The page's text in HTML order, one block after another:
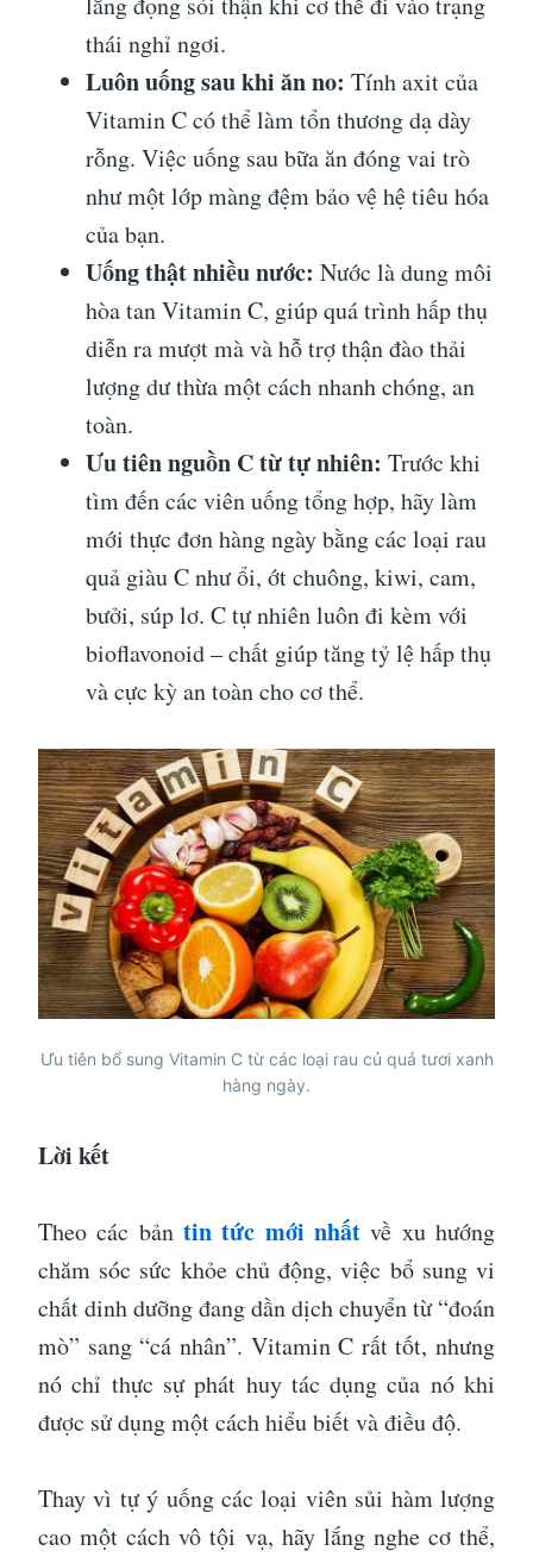
thái nghỉ ngơi.
Luôn uống sau khi ăn no: Tính axit của
Vitamin C có thể làm tổn thương dạ dày
rỗng. Việc uống sau bữa ăn đóng vai trò
như một lớp màng đệm bảo vệ hệ tiêu hóa
của bạn.
Uống thật nhiều nước: Nước là dung môi
hòa tan Vitamin C, giúp quá trình hấp thụ
diễn ra mượt mà và hỗ trợ thận đào thải
lượng dư thừa một cách nhanh chóng, an
toàn.
Ưu tiên nguồn C từ tự nhiên: Trước khi
tìm đến các viên uống tổng hợp, hãy làm
mới thực đơn hàng ngày bằng các loại rau
quả giàu C như ổi, ớt chuông, kiwi, cam,
bưởi, súp lơ. C tự nhiên luôn đi kèm với
bioflavonoid – chất giúp tăng tỷ lệ hấp thụ
và cực kỳ an toàn cho cơ thể.
Ưu tiên bổ sung Vitamin C từ các loại rau củ quả tươi xanh
hàng ngày.
Lời kết
Theo các bản tin tức mới nhất về xu hướng
chăm sóc sức khỏe chủ động, việc bổ sung vi
chất dinh dưỡng đang dần dịch chuyển từ “đoán
mò” sang “cá nhân”. Vitamin C rất tốt, nhưng
nó chỉ thực sự phát huy tác dụng của nó khi
được sử dụng một cách hiểu biết và điều độ.
Thay vì tự ý uống các loại viên sủi hàm lượng
cao một cách vô tội vạ, hãy lắng nghe cơ thể,